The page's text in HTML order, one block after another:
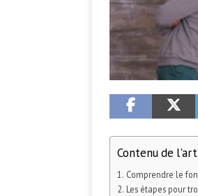
Contenu de
Comprendre le
Les étapes pour